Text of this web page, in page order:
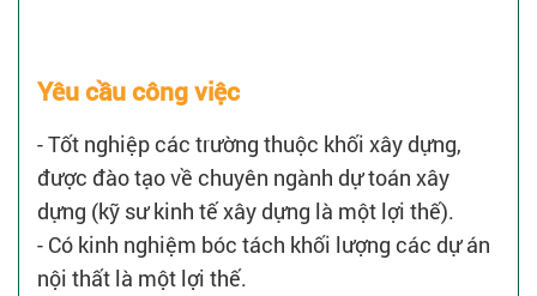
Yêu cầu công việc
- Tốt nghiệp các trường thuộc khối xây dựng,
được đào tạo về chuyên ngành dự toán xây
dựng (kỹ sư kinh tế xây dựng là một lợi thế).
- Có kinh nghiệm bóc tách khối lượng các dự án
nội thất là một lợi thế.